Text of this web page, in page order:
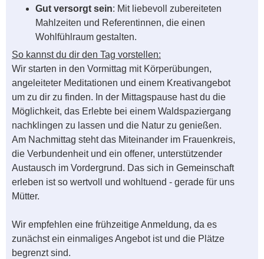
Gut versorgt sein: Mit liebevoll zubereiteten
Mahlzeiten und Referentinnen, die einen
Wohlfühlraum gestalten.
So kannst du dir den Tag vorstellen:
Wir starten in den Vormittag mit Körperübungen,
angeleiteter Meditationen und einem Kreativangebot
um zu dir zu finden. In der Mittagspause hast du die
Möglichkeit, das Erlebte bei einem Waldspaziergang
nachklingen zu lassen und die Natur zu genießen.
Am Nachmittag steht das Miteinander im Frauenkreis,
die Verbundenheit und ein offener, unterstützender
Austausch im Vordergrund. Das sich in Gemeinschaft
erleben ist so wertvoll und wohltuend - gerade für uns
Mütter.
Wir empfehlen eine frühzeitige Anmeldung, da es
zunächst ein einmaliges Angebot ist und die Plätze
begrenzt sind.